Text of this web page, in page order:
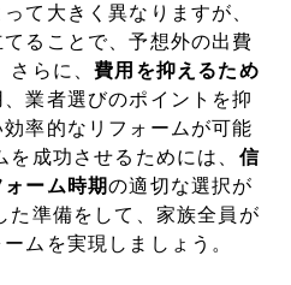
て大きく異なりますが、
ることで、予想外の出費
さらに、費用を抑えるため
業者選びのポイントを抑
率的なリフォームが可能
成功させるためには、 信
ォーム時期の適切な選択が
た準備をして、家族全員が
ムを実現しましょう。